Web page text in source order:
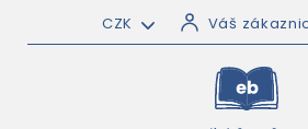
CZK Váš